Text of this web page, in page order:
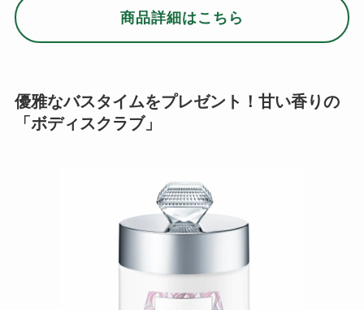
商品詳細はこちら
優雅なバスタイムをプレゼント！甘い香りの
「ボディスクラブ」